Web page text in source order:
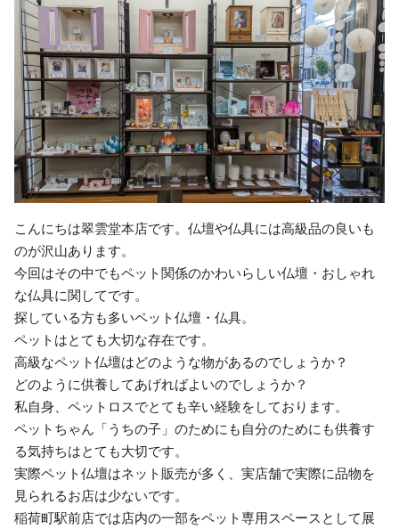
こんにちは翠雲堂本店です。仏壇や仏具には高級品の良いも
のが沢山あります。
今回はその中でもペット関係のかわいらしい仏壇・おしゃれ
な仏具に関してです。
探している方も多いペット仏壇・仏具。
ペットはとても大切な存在です。
高級なペット仏壇はどのような物があるのでしょうか？
どのように供養してあげればよいのでしょうか？
私自身、ペットロスでとても辛い経験をしております。
ペットちゃん「うちの子」のためにも自分のためにも供養す
る気持ちはとても大切です。
実際ペット仏壇はネット販売が多く、実店舗で実際に品物を
見られるお店は少ないです。
稲荷町駅前店では店内の一部をペット専用スペースとして展